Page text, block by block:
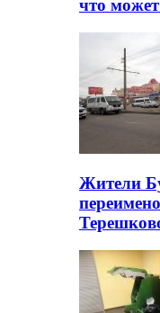
что
Жители